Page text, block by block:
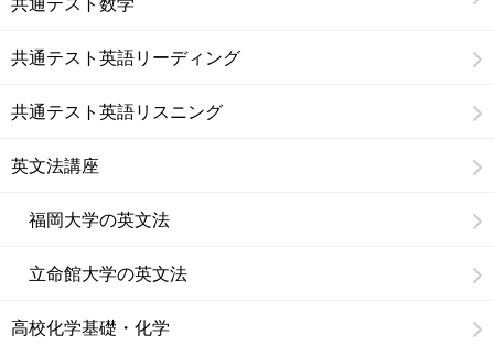
共通テスト英語リーディング
共通テスト英語リスニング
英文法講座
福岡大学の英文法
立命館大学の英文法
高校化学基礎・化学